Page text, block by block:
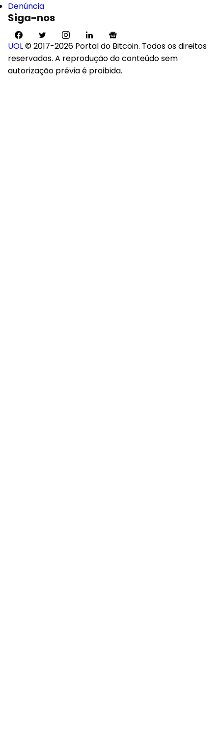
Denúncia
Siga-nos
UOL© 2017-2026 Portal do Bitcoin. Todos os direitos
reservados. A reprodução do conteúdo sem
autorização prévia é proibida.